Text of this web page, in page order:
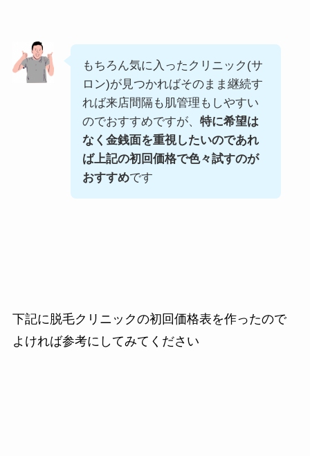
もちろん気に入ったクリニック(サ
ロン)が見つかればそのまま継続す
れば来店間隔も肌管理もしやすい
のでおすすめですが、 特に希望は
なく金銭面を重視したいのであれ
ば上記の初回価格で色々試すのが
おすすめです
下記に脱毛クリニックの初回価格表を作ったので
よければ参考にしてみてください